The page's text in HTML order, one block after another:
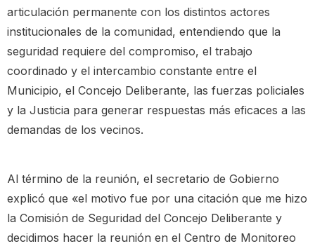
articulación permanente con los distintos actores
institucionales de la comunidad, entendiendo que la
seguridad requiere del compromiso, el trabajo
coordinado y el intercambio constante entre el
Municipio, el Concejo Deliberante, las fuerzas policiales
y la Justicia para generar respuestas más eficaces a las
demandas de los vecinos.
Al término de la reunión, el secretario de Gobierno
explicó que «el motivo fue por una citación que me hizo
la Comisión de Seguridad del Concejo Deliberante y
decidimos hacer la reunión en el Centro de Monitoreo